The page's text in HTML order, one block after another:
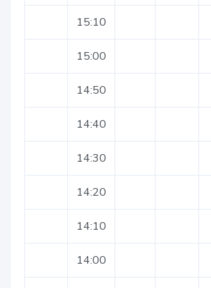
15:10
15:00
14:50
14:40
14:30
14:20
14:10
14:00